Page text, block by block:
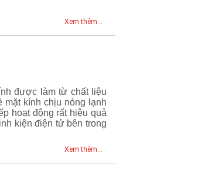
Xem thêm...
được làm từ chất liệu
mặt kính chịu nóng lạnh
hoạt động rất hiệu quả
kiện điện tử bên trong
Xem thêm...